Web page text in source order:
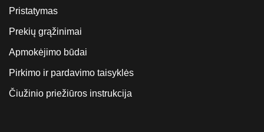
Pristatymas
Prekių grąžinimai
Apmokėjimo būdai
Pirkimo ir pardavimo taisyklės
Čiužinio priežiūros instrukcija